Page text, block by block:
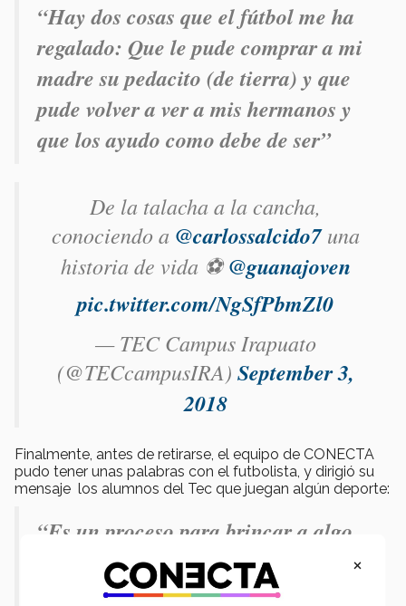
“Hay dos cosas que el fútbol me ha
regalado: Que le pude comprar a mi
madre su pedacito (de tierra) y que
pude volver a ver a mis hermanos y
que los ayudo como debe de ser”
De la talacha a la cancha,
conociendo a @carlossalcido7una
historia de vida ⚽️@guanajoven
pic.twitter.com/NgSfPbmZl0
— TEC Campus Irapuato
(@TECcampusIRA) September 3,
2018
Finalmente, antes de retirarse, el equipo de CONECTA
pudo tener unas palabras con el futbolista, y dirigió su
mensaje los alumnos del Tec que juegan algún deporte:
“Es un proceso para brincar a algo
profesional [,,,] perseguir un sueño
estudiando una carrera es muy
×